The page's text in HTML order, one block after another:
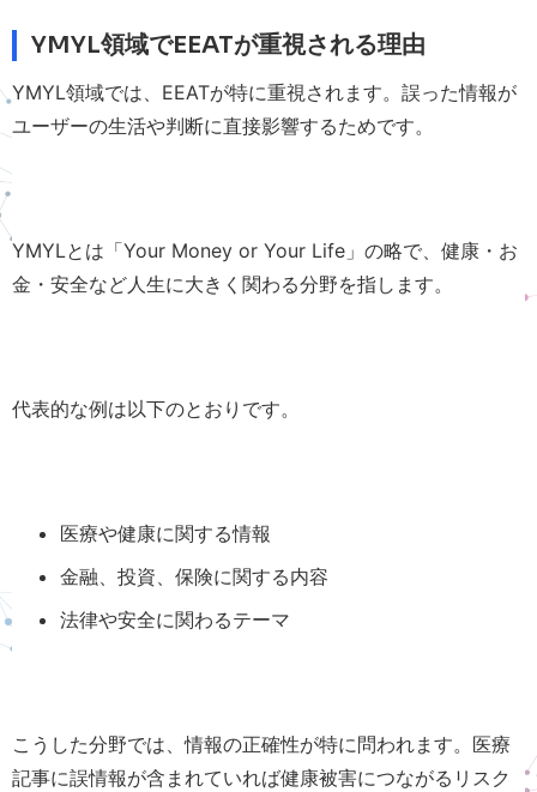
YMYL領域でEEATが重視される理由
YMYL領域では、EEATが特に重視されます。誤った情報が
ユーザーの生活や判断に直接影響するためです。
YMYLとは「Your Money or Your Life」の略で、健康・お
金・安全など人生に大きく関わる分野を指します。
代表的な例は以下のとおりです。
医療や健康に関する情報
金融、投資、保険に関する内容
法律や安全に関わるテーマ
こうした分野では、情報の正確性が特に問われます。医療
記事に誤情報が含まれていれば健康被害につながるリスク